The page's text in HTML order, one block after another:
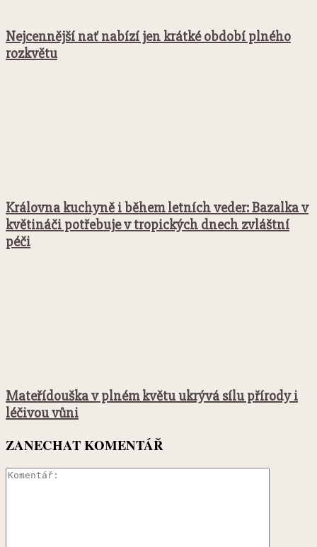
Nejcennější nať nabízí jen krátké období plného
rozkvětu
Královna kuchyně i během letních veder: Bazalka v
květináči potřebuje v tropických dnech zvláštní
péči
Mateřídouška v plném květu ukrývá sílu přírody i
léčivou vůni
ZANECHAT KOMENTÁŘ